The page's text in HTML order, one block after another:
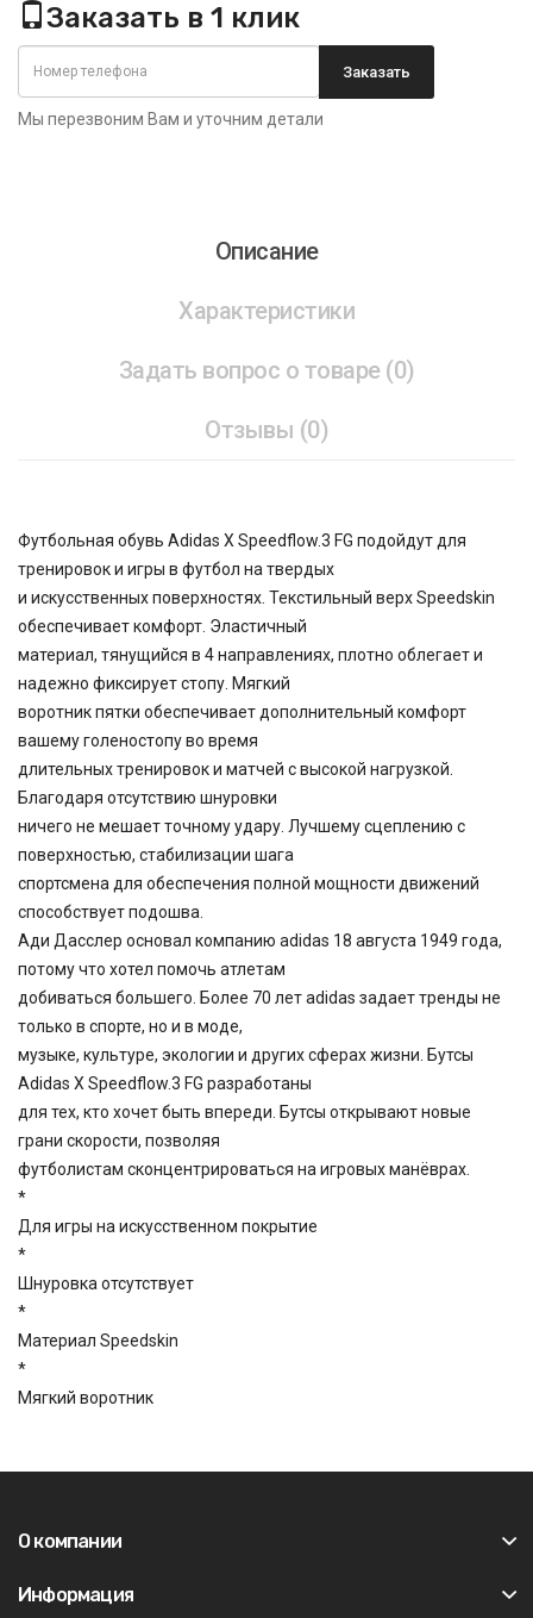
Заказать в 1 клик
Заказать
Мы перезвоним Вам и уточним детали
Описание
Характеристики
Задать вопрос о товаре (0)
Отзывы (0)
Футбольная обувь Adidas X Speedflow.3 FG подойдут для
тренировок и игры в футбол на твердых
и искусственных поверхностях. Текстильный верх Speedskin
обеспечивает комфорт. Эластичный
материал, тянущийся в 4 направлениях, плотно облегает и
надежно фиксирует стопу. Мягкий
воротник пятки обеспечивает дополнительный комфорт
вашему голеностопу во время
длительных тренировок и матчей с высокой нагрузкой.
Благодаря отсутствию шнуровки
ничего не мешает точному удару. Лучшему сцеплению с
поверхностью, стабилизации шага
спортсмена для обеспечения полной мощности движений
способствует подошва.
Ади Дасслер основал компанию adidas 18 августа 1949 года,
потому что хотел помочь атлетам
добиваться большего. Более 70 лет adidas задает тренды не
только в спорте, но и в моде,
музыке, культуре, экологии и других сферах жизни. Бутсы
Adidas X Speedflow.3 FG разработаны
для тех, кто хочет быть впереди. Бутсы открывают новые
грани скорости, позволяя
футболистам сконцентрироваться на игровых манёврах.
*
Для игры на искусственном покрытие
*
Шнуровка отсутствует
*
Материал Speedskin
*
Мягкий воротник
О компании
Информация